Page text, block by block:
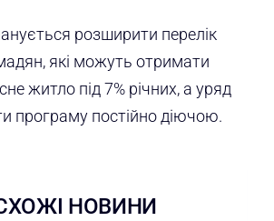
розширити перелік
які можуть отримати
житло під 7% річних, а уряд
програму постійно діючою.
НОВИНИ